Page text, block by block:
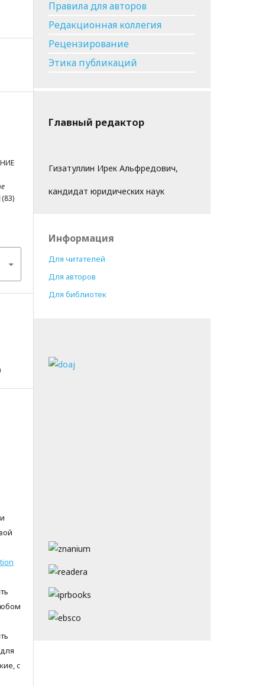
с
Правила для авторов
Редакционная коллегия
Рецензирование
Этика публикаций
Главный редактор
Гизатуллин Ирек Альфредович,
кандидат юридических наук
Информация
Для читателей
Для авторов
Для библиотек